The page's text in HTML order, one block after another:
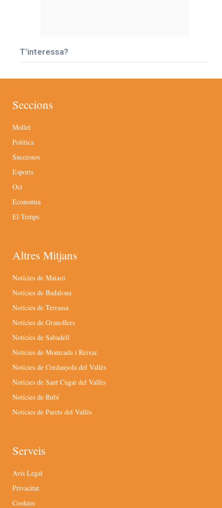
T’interessa?
Seccions
Mollet
Política
Successos
Esports
Oci
Economia
El Temps
Altres Mitjans
Notícies de Mataró
Notícies de Badalona
Notícies de Terrassa
Notícies de Granollers
Notícies de Sabadell
Notícies de Montcada i Reixac
Notícies de Cerdanyola del Vallès
Notícies de Sant Cugat del Vallès
Notícies de Rubí
Notícies de Parets del Vallès
Serveis
Avís Legal
Privacitat
Cookies